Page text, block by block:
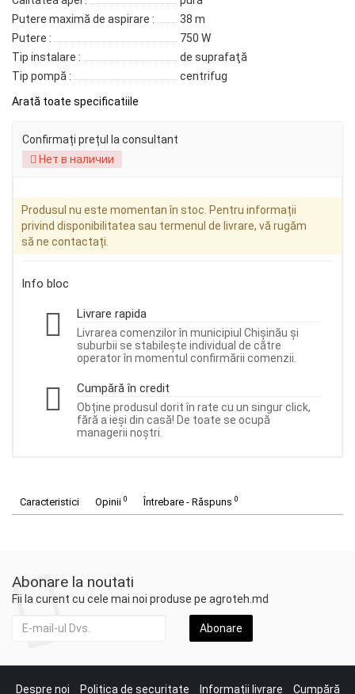
Putere maximă de aspirare :
38 m
Putere :
750 W
Tip instalare :
de suprafaţă
Tip pompă :
centrifug
Arată toate specificatiile
Confirmați prețul la consultant
Нет в наличии
Produsul nu este momentan în stoc. Pentru informații
privind disponibilitatea sau termenul de livrare, vă rugăm
să ne contactați.
Info bloc
Livrare rapida
Livrarea comenzilor în municipiul Chișinău și
suburbii se stabilește individual de către
operator în momentul confirmării comenzii.
Cumpără în credit
Obține produsul dorit în rate cu un singur click,
fără a ieși din casă! De toate se ocupă
managerii noștri.
Caracteristici Opinii 0 Întrebare - Răspuns 0
Abonare la noutati
Fii la curent cu cele mai noi produse pe agroteh.md
Abonare
Despre noi Politica de securitate Informații livrare Cumpără